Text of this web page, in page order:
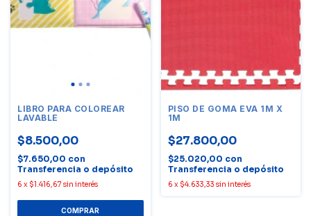
LIBRO PARA COLOREAR
LAVABLE
$8.500,00
$7.650,00 con
Transferencia o depósito
6 x $1.416,67 sin interés
PISO DE GOMA EVA 1M X
1M
$27.800,00
$25.020,00 con
Transferencia o depósito
6 x $4.633,33 sin interés